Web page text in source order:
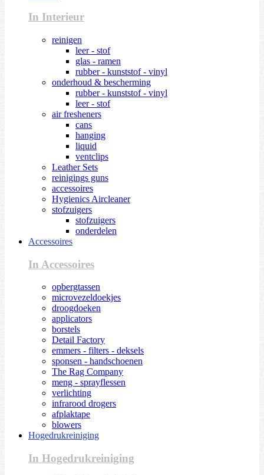
In Interieur
reinigen
leer - stof
glas - ramen
rubber - kunststof - vinyl
onderhoud & bescherming
rubber - kunststof - vinyl
leer - stof
air fresheners
cans
hanging
liquid
ventclips
Leather Sets
reinigings guns
accessoires
Hygienics Aircleaner
stofzuigers
stofzuigers
onderdelen
Accessoires
In Accessoires
opbergtassen
microvezeldoekjes
droogdoeken
applicators
borstels
Detail Factory
emmers - filters - deksels
sponsen - handschoenen
The Rag Company
meng - sprayflessen
verlichting
infrarood drogers
afplaktape
blowers
Hogedrukreiniging
In Hogedrukreiniging